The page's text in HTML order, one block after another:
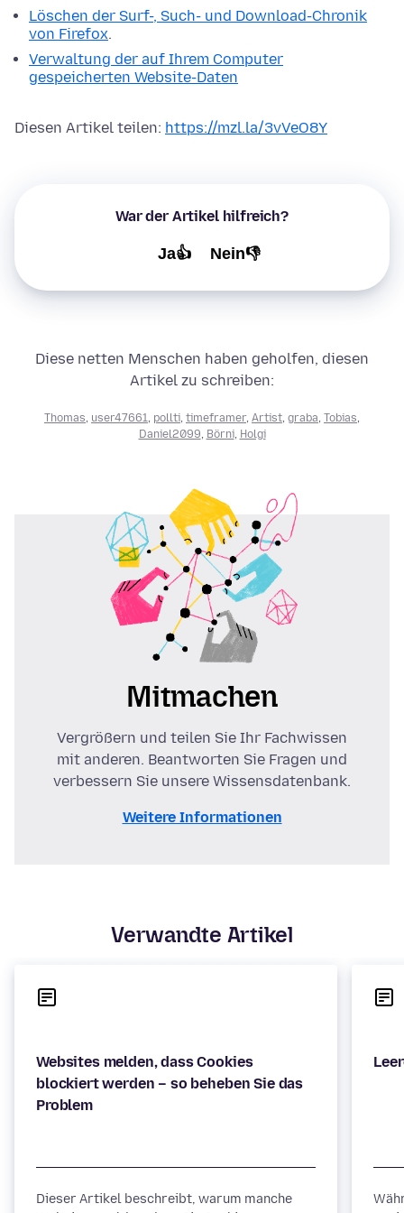
Löschen der Surf-, Such- und Download-Chronik
von Firefox.
Verwaltung der auf Ihrem Computer
gespeicherten Website-Daten
Diesen Artikel teilen: https://mzl.la/3vVeO8Y
War der Artikel hilfreich?
Ja👍 Nein👎
Diese netten Menschen haben geholfen, diesen
Artikel zu schreiben:
Thomas user47661 pollti timeframer, Artist graba Tobias
Daniel2099 Börni, Holgi
Mitmachen
Vergrößern und teilen Sie Ihr Fachwissen
mit anderen. Beantworten Sie Fragen und
verbessern Sie unsere Wissensdatenbank.
Weitere Informationen
Verwandte Artikel
Websites melden, dass Cookies
blockiert werden – so beheben Sie das
Problem
Dieser Artikel beschreibt, warum manche